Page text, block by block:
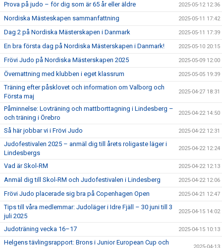
Prova på judo – för dig som är 65 år eller äldre 2025-05-12 12:36
Nordiska Mästeskapen sammanfattning 2025-05-11 17:42
Dag 2 på Nordiska Mästerskapen i Danmark 2025-05-11 17:39
En bra första dag på Nordiska Mästerskapen i Danmark! 2025-05-10 20:15
Frövi Judo på Nordiska Mästerskapen 2025 2025-05-09 12:00
Övernattning med klubben i eget klassrum 2025-05-05 19:39
Träning efter påsklovet och information om Valborg och
Första maj
2025-04-27 18:31
Påminnelse: Lovträning och mattborttagning i Lindesberg –
och träning i Örebro
2025-04-22 14:50
Så här jobbar vi i Frövi Judo 2025-04-22 12:31
Judofestivalen 2025 – anmäl dig till årets roligaste läger i
Lindesbergs
2025-04-22 12:24
Vad är Skol-RM 2025-04-22 12:13
Anmäl dig till Skol-RM och Judofestivalen i Lindesberg 2025-04-22 12:06
Frövi Judo placerade sig bra på Copenhagen Open 2025-04-21 12:47
Tips till våra medlemmar: Judoläger i Idre Fjäll – 30 juni till 3
juli 2025
2025-04-15 14:02
Judoträning vecka 16–17 2025-04-15 10:13
Helgens tävlingsrapport: Brons i Junior European Cup och